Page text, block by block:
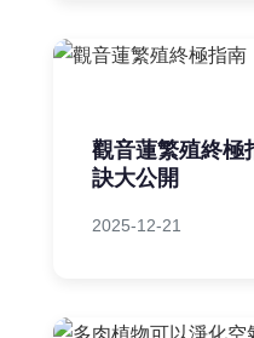
觀音蓮繁殖終極
訣大公開
2025-12-21